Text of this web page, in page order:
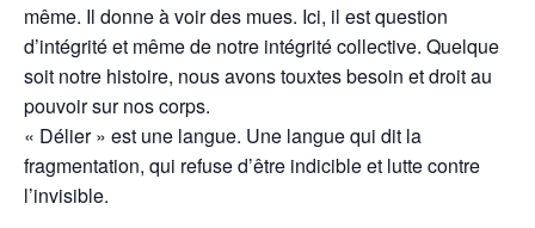
même. Il donne à voir des mues. Ici, il est question
d’intégrité et même de notre intégrité collective. Quelque
soit notre histoire, nous avons touxtes besoin et droit au
pouvoir sur nos corps.
« Délier » est une langue. Une langue qui dit la
fragmentation, qui refuse d’être indicible et lutte contre
l’invisible.